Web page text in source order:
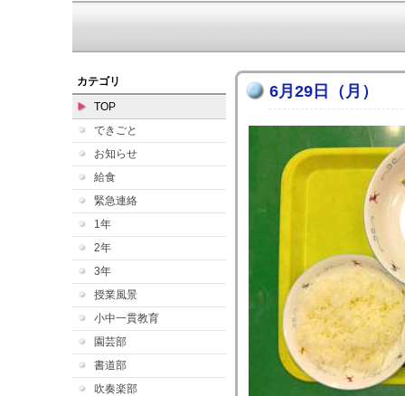
カテゴリ
TOP
できごと
お知らせ
給食
緊急連絡
1年
2年
3年
授業風景
小中一貫教育
園芸部
書道部
吹奏楽部
6月29日（月）